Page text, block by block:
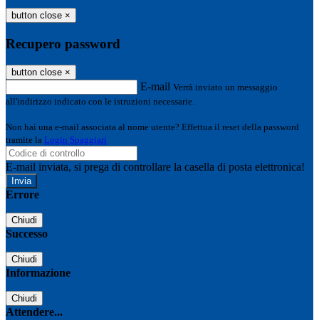
button close ×
Recupero password
button close ×
E-mail Verrà inviato un messaggio
all'indirizzo indicato con le istruzioni necessarie.
Non hai una e-mail associata al nome utente? Effettua il reset della password
tramite la Login Spaggiari
E-mail inviata, si prega di controllare la casella di posta elettronica!
Errore
Chiudi
Successo
Chiudi
Informazione
Chiudi
Attendere...